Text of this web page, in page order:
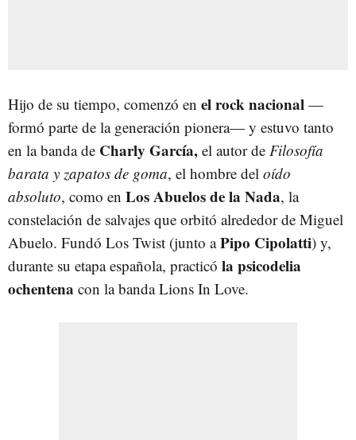
Hijo de su tiempo, comenzó en el rock nacional —
formó parte de la generación pionera— y estuvo tanto
en la banda de Charly García, el autor de Filosofía
barata y zapatos de goma, el hombre del oído
absoluto, como en Los Abuelos de la Nada, la
constelación de salvajes que orbitó alrededor de Miguel
Abuelo. Fundó Los Twist (junto aPipo Cipolatti) y,
durante su etapa española, practicó la psicodelia
ochentena con la banda Lions In Love.